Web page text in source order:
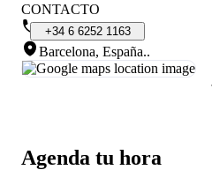
Agenda tu hora
CONTACTO
+34 6 6252 1163
Barcelona, España..